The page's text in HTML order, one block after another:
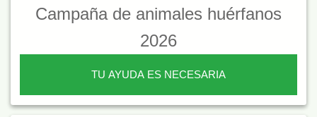
Campaña de animales huérfanos
2026
TU AYUDA ES NECESARIA